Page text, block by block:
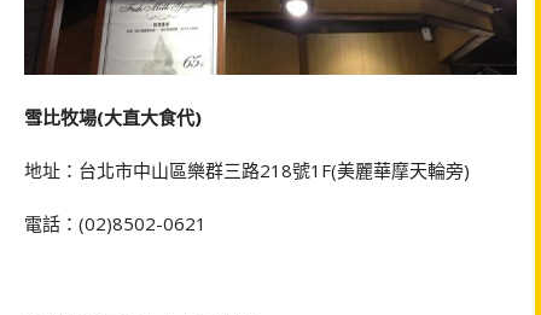
雪比牧場(大直大食代)
地址：台北市中山區樂群三路218號1F(美麗華摩天輪旁)
電話：(02)8502-0621